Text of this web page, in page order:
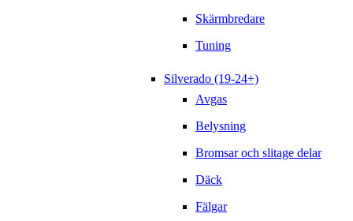
Skärmbredare
Tuning
Silverado (19-24+)
Avgas
Belysning
Bromsar och slitage delar
Däck
Fälgar